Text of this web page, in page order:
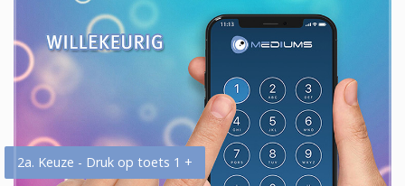
2a. Keuze - Druk op toets 1 +